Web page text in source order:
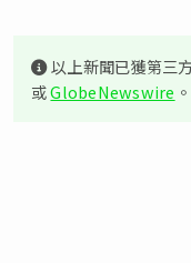
以上新聞已獲第三
或GlobeNewswire 。